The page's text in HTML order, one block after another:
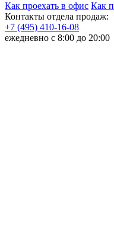
Как проехать в офис Как
Контакты отдела продаж:
+7 (495) 410-16-08
ежедневно с 8:00 до 20:00